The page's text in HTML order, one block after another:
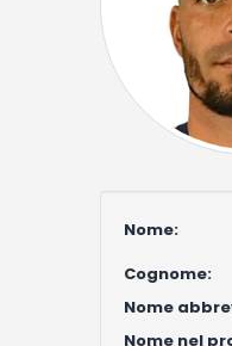
Nome:
Cognome:
Nome
Nome nel